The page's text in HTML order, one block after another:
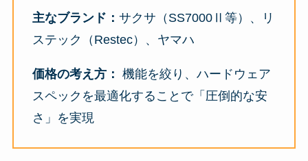
主なブランド： サクサ（SS7000Ⅱ等）、リ
ステック（Restec）、ヤマハ
価格の考え方： 機能を絞り、ハードウェア
スペックを最適化することで「圧倒的な安
さ」を実現